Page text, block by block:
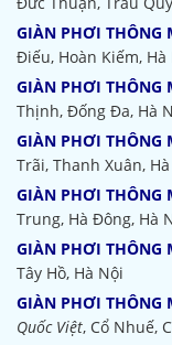
GIÀN PHƠI THÔNG
Điếu, Hoàn Kiếm, Hà
GIÀN PHƠI THÔNG
Thịnh, Đống Đa, Hà
GIÀN PHƠI THÔNG
Trãi, Thanh Xuân,
GIÀN PHƠI THÔNG
Trung, Hà Đông, Hà
GIÀN PHƠI THÔNG
Tây Hồ, Hà Nội
GIÀN PHƠI THÔNG
Quốc Việt, Cổ Nhuế,